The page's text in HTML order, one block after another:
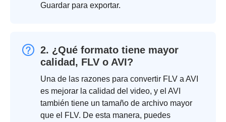
Guardar para exportar.
2. ¿Qué formato tiene mayor
calidad, FLV o AVI?
Una de las razones para convertir FLV a AVI
es mejorar la calidad del video, y el AVI
también tiene un tamaño de archivo mayor
que el FLV. De esta manera, puedes